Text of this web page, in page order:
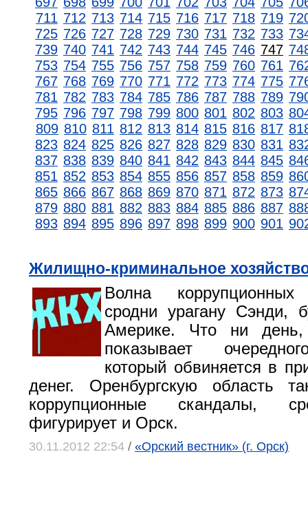
711 712 713 714 715 716 717 718 719
725 726 727 728 729 730 731 732 733
739 740 741 742 743 744 745 746 747
753 754 755 756 757 758 759 760 761
767 768 769 770 771 772 773 774 775
781 782 783 784 785 786 787 788 789
795 796 797 798 799 800 801 802 803
809 810 811 812 813 814 815 816 817
823 824 825 826 827 828 829 830 831
837 838 839 840 841 842 843 844 845
851 852 853 854 855 856 857 858 859
865 866 867 868 869 870 871 872 873
879 880 881 882 883 884 885 886 887
893 894 895 896 897 898 899 900 901
Жилищно-криминальное
Волна коррупционных
сродни урагану Сэнди,
Америке. Что ни день,
показывает
который обвиняется в
денег. Оренбургскую область
коррупционные скандалы,
фигурирует и Орск.
30.11.2012 22:54 / «Орский вестник» (г. Орск)